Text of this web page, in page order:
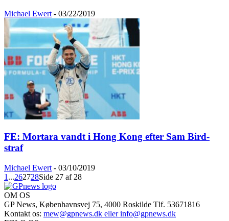
Michael Ewert - 03/22/2019
FE: Mortara vandt i Hong Kong efter Sam Bird-
straf
Michael Ewert - 03/10/2019
1 ...262728Side 27 af 28
OM OS
GP News, Københavnsvej 75, 4000 Roskilde Tlf. 53671816
Kontakt os: mew@gpnews.dk eller info@gpnews.dk